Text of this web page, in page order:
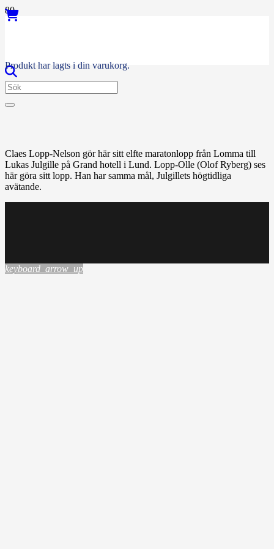
Produkt har lagts i din varukorg.
Claes Lopp-Nelson gör här sitt elfte maratonlopp från Lomma till
Lukas Julgille på Grand hotell i Lund. Lopp-Olle (Olof Ryberg) ses
här göra sitt lopp. Han har samma mål, Julgillets högtidliga
avätande.
keyboard_arrow_up